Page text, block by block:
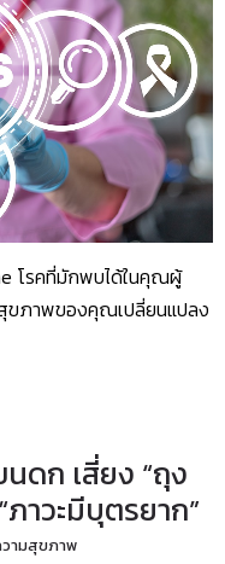
โรคที่มักพบได้ในคุณผู้
ขภาพของคุณเปลี่ยนแปลง
ดก เสี่ยง “ถุง
าวะมีบุตรยาก”
ามสุขภาพ